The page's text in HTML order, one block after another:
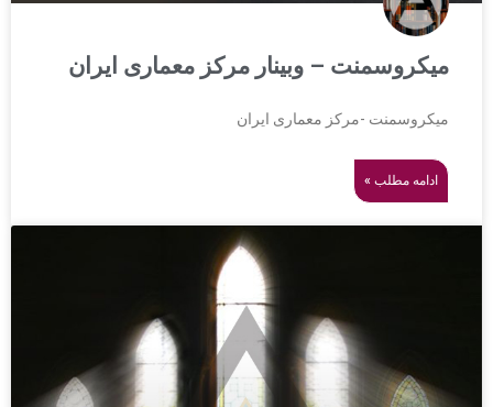
میکروسمنت – وبینار مرکز معماری ایران
میکروسمنت -مرکز معماری ایران
ادامه مطلب »